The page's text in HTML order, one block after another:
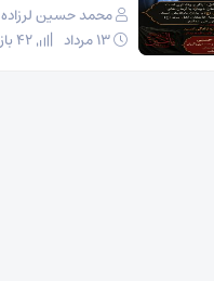
محمد حسین لرزاده